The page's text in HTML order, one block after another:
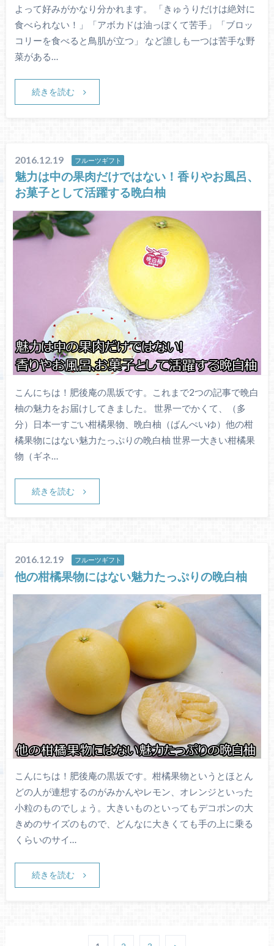
よって好みがかなり分かれます。 「きゅうりだけは絶対に
食べられない！」「アボカドは油っぽくて苦手」「ブロッ
コリーを食べると鳥肌が立つ」 など誰しも一つは苦手な野
菜がある…
続きを読む
2016.12.19 フルーツギフト
魅力は中の果肉だけではない！香りやお風呂、
お菓子として活躍する晩白柚
こんにちは！肥後庵の黒坂です。これまで2つの記事で晩白
柚の魅力をお届けしてきました。 世界一でかくて、（多
分）日本一すごい柑橘果物、晩白柚（ばんぺいゆ）他の柑
橘果物にはない魅力たっぷりの晩白柚 世界一大きい柑橘果
物（ギネ…
続きを読む
2016.12.19 フルーツギフト
他の柑橘果物にはない魅力たっぷりの晩白柚
こんにちは！肥後庵の黒坂です。柑橘果物というとほとん
どの人が連想するのがみかんやレモン、オレンジといった
小粒のものでしょう。大きいものといってもデコポンの大
きめのサイズのもので、どんなに大きくても手の上に乗る
くらいのサイ…
続きを読む